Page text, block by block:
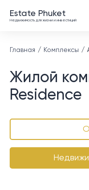
Estate Phuket
Недвижимость для жизни и инвестиций
Главная Комплексы
Жилой
Residence
О